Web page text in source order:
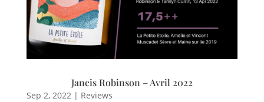
Jancis Robinson – Avril 2022
Sep 2, 2022| Reviews